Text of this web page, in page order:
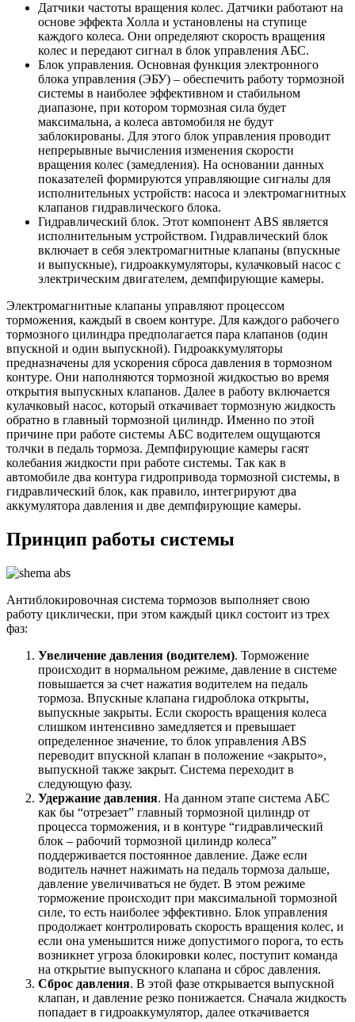
Датчики частоты вращения колес. Датчики работают на
основе эффекта Холла и установлены на ступице
каждого колеса. Они определяют скорость вращения
колес и передают сигнал в блок управления АБС.
Блок управления. Основная функция электронного
блока управления (ЭБУ) – обеспечить работу тормозной
системы в наиболее эффективном и стабильном
диапазоне, при котором тормозная сила будет
максимальна, а колеса автомобиля не будут
заблокированы. Для этого блок управления проводит
непрерывные вычисления изменения скорости
вращения колес (замедления). На основании данных
показателей формируются управляющие сигналы для
исполнительных устройств: насоса и электромагнитных
клапанов гидравлического блока.
Гидравлический блок. Этот компонент ABS является
исполнительным устройством. Гидравлический блок
включает в себя электромагнитные клапаны (впускные
и выпускные), гидроаккумуляторы, кулачковый насос с
электрическим двигателем, демпфирующие камеры.
Электромагнитные клапаны управляют процессом
торможения, каждый в своем контуре. Для каждого рабочего
тормозного цилиндра предполагается пара клапанов (один
впускной и один выпускной). Гидроаккумуляторы
предназначены для ускорения сброса давления в тормозном
контуре. Они наполняются тормозной жидкостью во время
открытия выпускных клапанов. Далее в работу включается
кулачковый насос, который откачивает тормозную жидкость
обратно в главный тормозной цилиндр. Именно по этой
причине при работе системы АБС водителем ощущаются
толчки в педаль тормоза. Демпфирующие камеры гасят
колебания жидкости при работе системы. Так как в
автомобиле два контура гидропривода тормозной системы, в
гидравлический блок, как правило, интегрируют два
аккумулятора давления и две демпфирующие камеры.
Принцип работы системы
Антиблокировочная система тормозов выполняет свою
работу циклически, при этом каждый цикл состоит из трех
фаз:
Увеличение давления (водителем). Торможение
происходит в нормальном режиме, давление в системе
повышается за счет нажатия водителем на педаль
тормоза. Впускные клапана гидроблока открыты,
выпускные закрыты. Если скорость вращения колеса
слишком интенсивно замедляется и превышает
определенное значение, то блок управления ABS
переводит впускной клапан в положение «закрыто»,
выпускной также закрыт. Система переходит в
следующую фазу.
Удержание давления. На данном этапе система АБС
как бы “отрезает” главный тормозной цилиндр от
процесса торможения, и в контуре “гидравлический
блок – рабочий тормозной цилиндр колеса”
поддерживается постоянное давление. Даже если
водитель начнет нажимать на педаль тормоза дальше,
давление увеличиваться не будет. В этом режиме
торможение происходит при максимальной тормозной
силе, то есть наиболее эффективно. Блок управления
продолжает контролировать скорость вращения колес, и
если она уменьшится ниже допустимого порога, то есть
возникнет угроза блокировки колес, поступит команда
на открытие выпускного клапана и сброс давления.
Сброс давления. В этой фазе открывается выпускной
клапан, и давление резко понижается. Сначала жидкость
попадает в гидроаккумулятор, далее откачивается